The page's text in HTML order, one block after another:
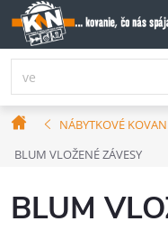
Prejsť
na
obsah
DomovNÁBYTKOVÉ
BLUM VLOŽENÉ ZÁVESY
BLUM